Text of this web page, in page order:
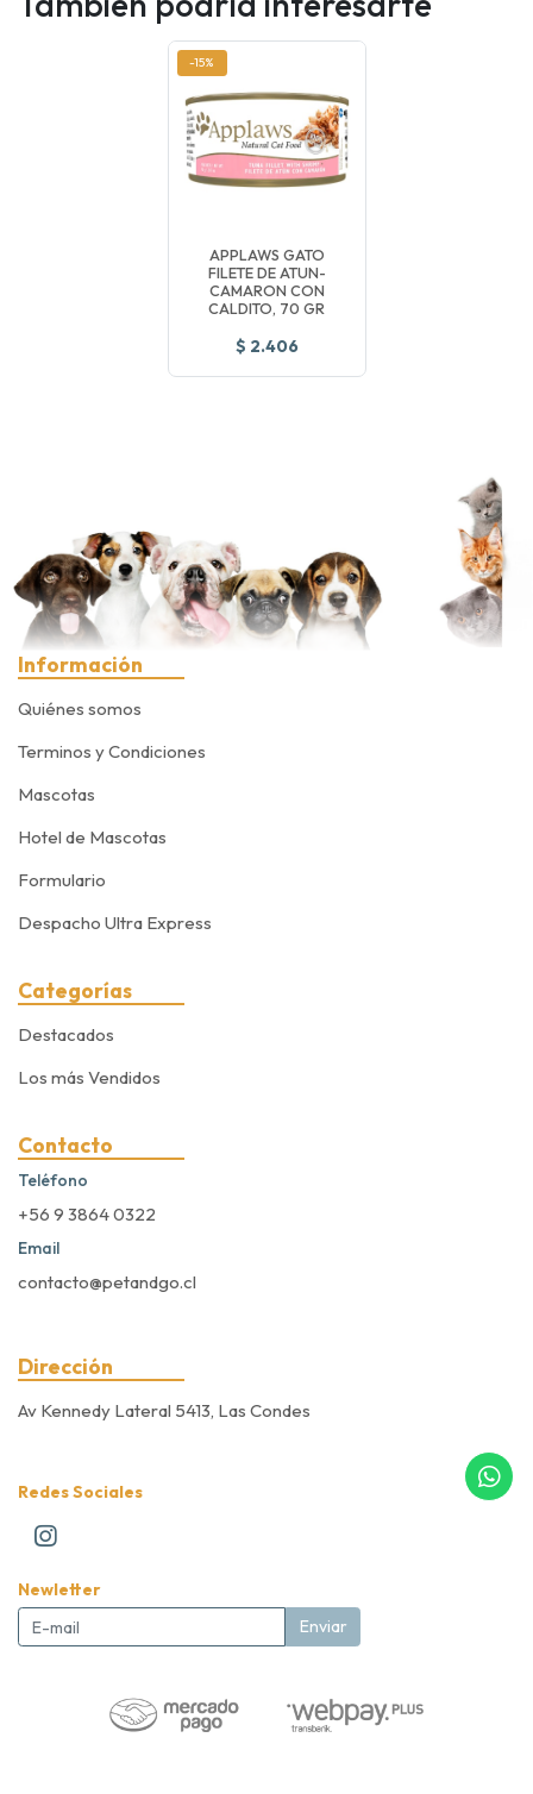
-15%
APPLAWS GATO
FILETE DE ATUN-
CAMARON CON
CALDITO, 70 GR
$ 2.406
Información
Quiénes somos
Terminos y Condiciones
Mascotas
Hotel de Mascotas
Formulario
Despacho Ultra Express
Categorías
Destacados
Los más Vendidos
Contacto
Teléfono
+56 9 3864 0322
Email
contacto@petandgo.cl
Dirección
Av Kennedy Lateral 5413, Las Condes
Redes Sociales
Newletter
Enviar